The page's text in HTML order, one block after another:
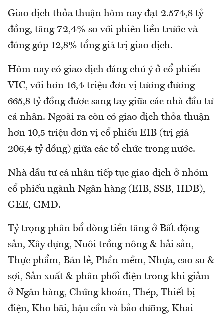
Giao dịch thỏa thuận hôm nay đạt 2.574,8 tỷ
đồng, tăng 72,4% so với phiên liền trước và
đóng góp 12,8% tổng giá trị giao dịch.
Hôm nay có giao dịch đáng chú ý ở cổ phiếu
VIC, với hơn 16,4 triệu đơn vị tương đương
665,8 tỷ đồng được sang tay giữa các nhà đầu tư
cá nhân. Ngoài ra còn có giao dịch thỏa thuận
hơn 10,5 triệu đơn vị cổ phiếu EIB (trị giá
206,4 tỷ đồng) giữa các tổ chức trong nước.
Nhà đầu tư cá nhân tiếp tục giao dịch ở nhóm
cổ phiếu ngành Ngân hàng (EIB, SSB, HDB),
GEE, GMD.
Tỷ trọng phân bổ dòng tiền tăng ở Bất động
sản, Xây dựng, Nuôi trồng nông & hải sản,
Thực phẩm, Bán lẻ, Phần mềm, Nhựa, cao su &
sợi, Sản xuất & phân phối điện trong khi giảm
ở Ngân hàng, Chứng khoán, Thép, Thiết bị
điện, Kho bãi, hậu cần và bảo dưỡng, Khai